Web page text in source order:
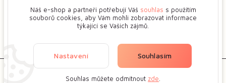
Vložit do košíku
Zobrazit na mapě
Náš e-shop a partneři potřebují Váš souhlas s použitím
souborů cookies, aby Vám mohli zobrazovat informace
týkající se Vašich zájmů.
Nastavení Souhlasím
Souhlas můžete odmítnout zde.